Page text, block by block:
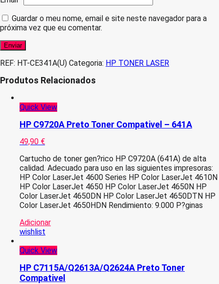
Guardar o meu nome, email e site neste navegador para a
próxima vez que eu comentar.
REF: HT-CE341A(U) Categoria: HP TONER LASER
Produtos Relacionados
Quick View
HP C9720A Preto Toner Compativel – 641A
49,90 €
Cartucho de toner gen?rico HP C9720A (641A) de alta
calidad. Adecuado para uso en las siguientes impresoras:
HP Color LaserJet 4600 Series HP Color LaserJet 4610N
HP Color LaserJet 4650 HP Color LaserJet 4650N HP
Color LaserJet 4650DN HP Color LaserJet 4650DTN HP
Color LaserJet 4650HDN Rendimiento: 9.000 P?ginas
Adicionar
wishlist
Quick View
HP C7115A/Q2613A/Q2624A Preto Toner
Compativel